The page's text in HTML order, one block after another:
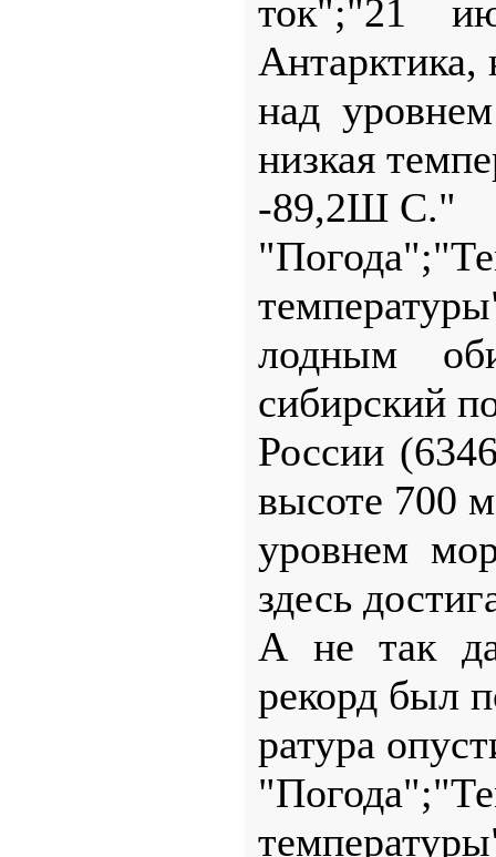
ток";"21
Антарктика,
над
низкая
-89,2Ш С."
лодным
сибирский
России
высоте 700
уровнем
здесь
А не так
рекорд был
ратура